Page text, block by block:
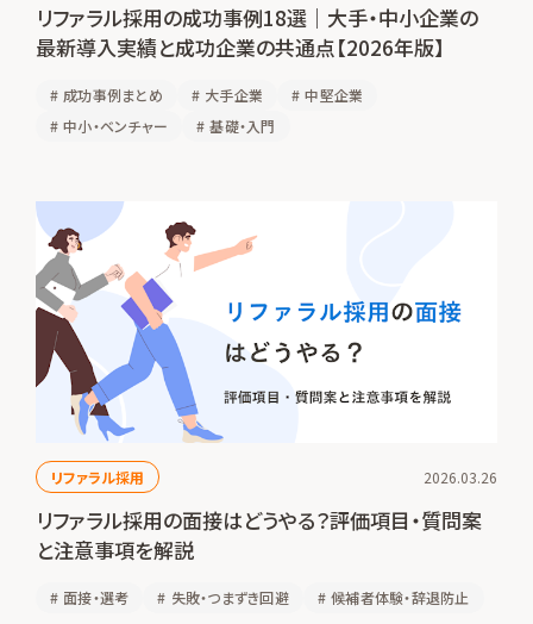
リファラル採用の成功事例18選｜大手・中小企業の
最新導入実績と成功企業の共通点【2026年版】
# 成功事例まとめ # 大手企業 # 中堅企業
# 中小・ベンチャー # 基礎・入門
リファラル採用 2026.03.26
リファラル採用の面接はどうやる？評価項目・質問案
と注意事項を解説
# 面接・選考 # 失敗・つまずき回避 # 候補者体験・辞退防止